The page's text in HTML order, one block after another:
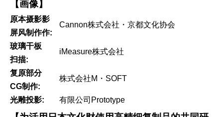
【画像】
原本摄影影
屏风制作作:
Cannon株式会社・京都文化协会
玻璃干板
扫描:
iMeasure株式会社
复原部分
CG制作:
株式会社M・SOFT
光雕投影: 有限公司Prototype